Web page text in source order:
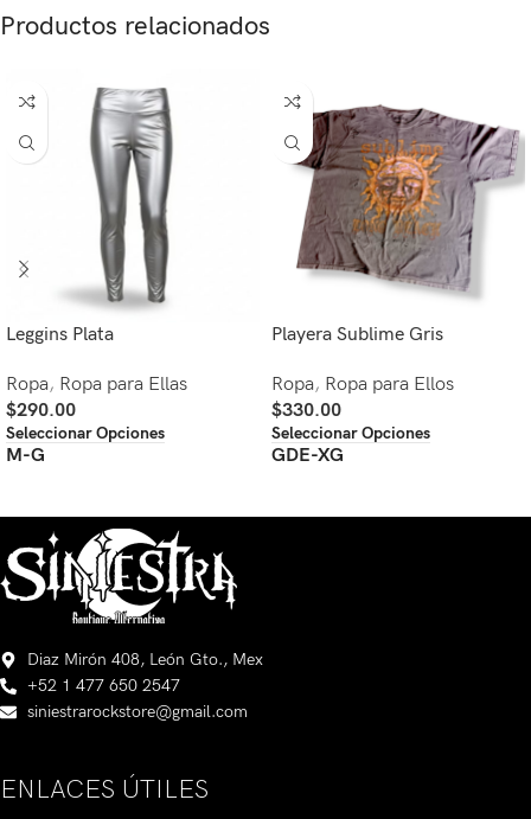
Productos relacionados
Leggins Plata
Ropa, Ropa para Ellas
$290.00
Seleccionar Opciones
M-G
Playera Sublime Gris
Ropa, Ropa para Ellos
$330.00
Seleccionar Opciones
GDE-XG
Diaz Mirón 408, León Gto., Mex
+52 1 477 650 2547
siniestrarockstore@gmail.com
ENLACES ÚTILES